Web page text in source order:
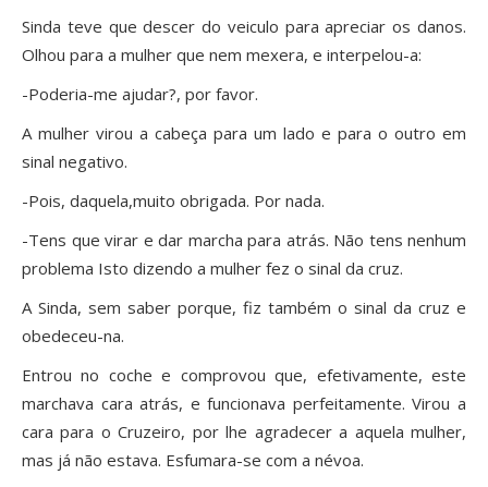
Sinda teve que descer do veiculo para apreciar os danos.
Olhou para a mulher que nem mexera, e interpelou-a:
-Poderia-me ajudar?, por favor.
A mulher virou a cabeça para um lado e para o outro em
sinal negativo.
-Pois, daquela,muito obrigada. Por nada.
-Tens que virar e dar marcha para atrás. Não tens nenhum
problema Isto dizendo a mulher fez o sinal da cruz.
A Sinda, sem saber porque, fiz também o sinal da cruz e
obedeceu-na.
Entrou no coche e comprovou que, efetivamente, este
marchava cara atrás, e funcionava perfeitamente. Virou a
cara para o Cruzeiro, por lhe agradecer a aquela mulher,
mas já não estava. Esfumara-se com a névoa.